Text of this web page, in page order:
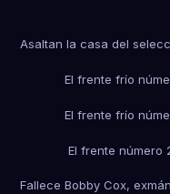
Asaltan la casa del
El frente frío
El frente frío
El frente número
Fallece Bobby Cox,